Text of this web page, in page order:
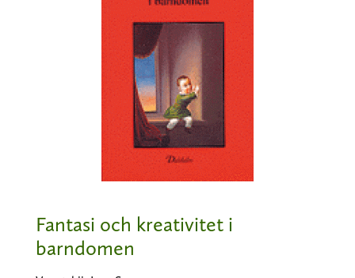
Fantasi och kreativitet i
barndomen